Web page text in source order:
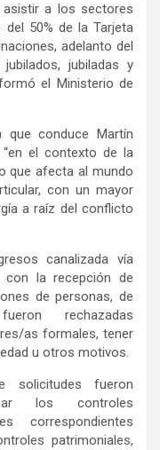
asistir a los sectores
50% de la Tarjeta
adelanto del
jubiladas y
el Ministerio de
que conduce Martín
el contexto de la
que afecta al mundo
con un mayor
a raíz del conflicto
canalizada vía
con la recepción de
de personas, de
rechazadas
as formales, tener
u otros motivos.
solicitudes fueron
los controles
correspondientes
patrimoniales,